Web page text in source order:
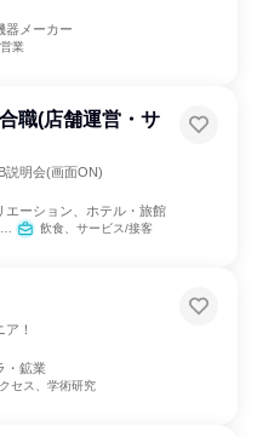
器メーカー
業
職(店舗運営・サ
説明会(画面ON)
エーション、ホテル・旅館
飲食、サービス/接客
！
・鉱業
セス、学術研究